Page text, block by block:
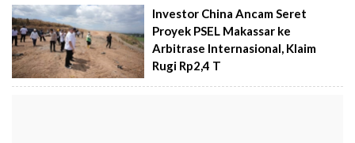
Investor China Ancam Seret
Proyek PSEL Makassar ke
Arbitrase Internasional, Klaim
Rugi Rp2,4 T